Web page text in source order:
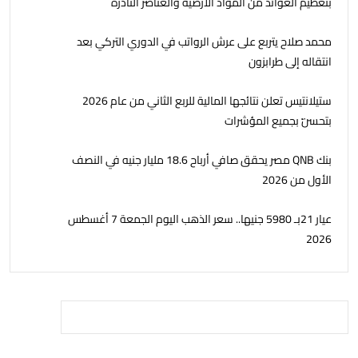
محمد صلاح يتربع على عرش الرواتب في الدوري التركي بعد
انتقاله إلى طرابزون
ستيلانتيس تعلن نتائجها المالية للربع الثاني من عام 2026
بتحسّن بجميع المؤشرات
بنك QNB مصر يحقق صافي أرباح 18.6 مليار جنيه في النصف
الأول من 2026
عيار 21بـ 5980 جنيها.. سعر الذهب اليوم الجمعة 7 أغسطس
2026